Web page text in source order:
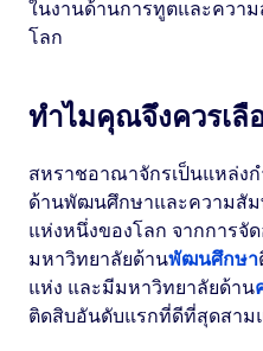
ในงานด้านการทูตและควา
โลก
ทำไมคุณจึงควรเ
สหราชอาณาจักรเป็นแหล่ง
ด้านพัฒนศึกษาและความสั
แห่งหนึ่งของโลก จากการจั
มหาวิทยาลัยด้านพัฒนศึกษา
แห่ง และมีมหาวิทยาลัยด้าน
ติดสิบอันดับแรกที่ดีที่สุดสา